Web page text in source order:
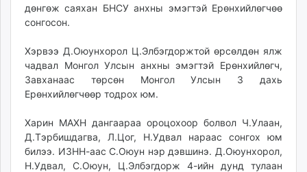
unuudur.mn
isee.mn
fact.mn
itoim.mn
tumen.mn
times.mn
tvmongolia.mn
mass.mn
дөнгөж саяхан БНСУ анхны эмэгтэй Ерөнхийлөгчөө
сонгосон.
Хэрвээ Д.Оюунхорол Ц.Элбэгдоржтой өрсөлдөн ялж
чадвал Монгол Улсын анхны эмэгтэй Ерөнхийлөгч,
Завханаас төрсөн Монгол Улсын 3 дахь
Ерөнхийлөгчөөр тодрох юм.
Харин МАХН дангаараа ороцохоор болвол Ч.Улаан,
Д.Тэрбишдагва, Л.Цог, Н.Удвал нараас сонгох юм
билээ. ИЗНН-аас С.Оюун нэр дэвшинэ. Д.Оюунхорол,
Н.Удвал, С.Оюун, Ц.Элбэгдорж 4-ийн дунд тулаан